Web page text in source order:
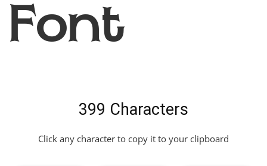
Font
399 Characters
Click any character to copy it to your clipboard